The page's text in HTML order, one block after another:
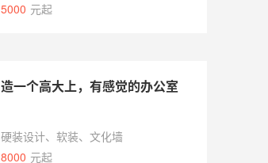
5000 元起
造一个高大上，有感觉的办公室
硬装设计、软装、文化墙
8000 元起